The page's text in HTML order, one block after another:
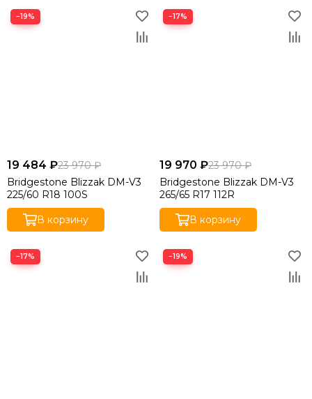
−19%
19 484 ₽23 970 ₽
Bridgestone Blizzak DM-V3
225/60 R18 100S
В корзину
−17%
19 970 ₽23 970 ₽
Bridgestone Blizzak DM-V3
265/65 R17 112R
В корзину
−17% −19%